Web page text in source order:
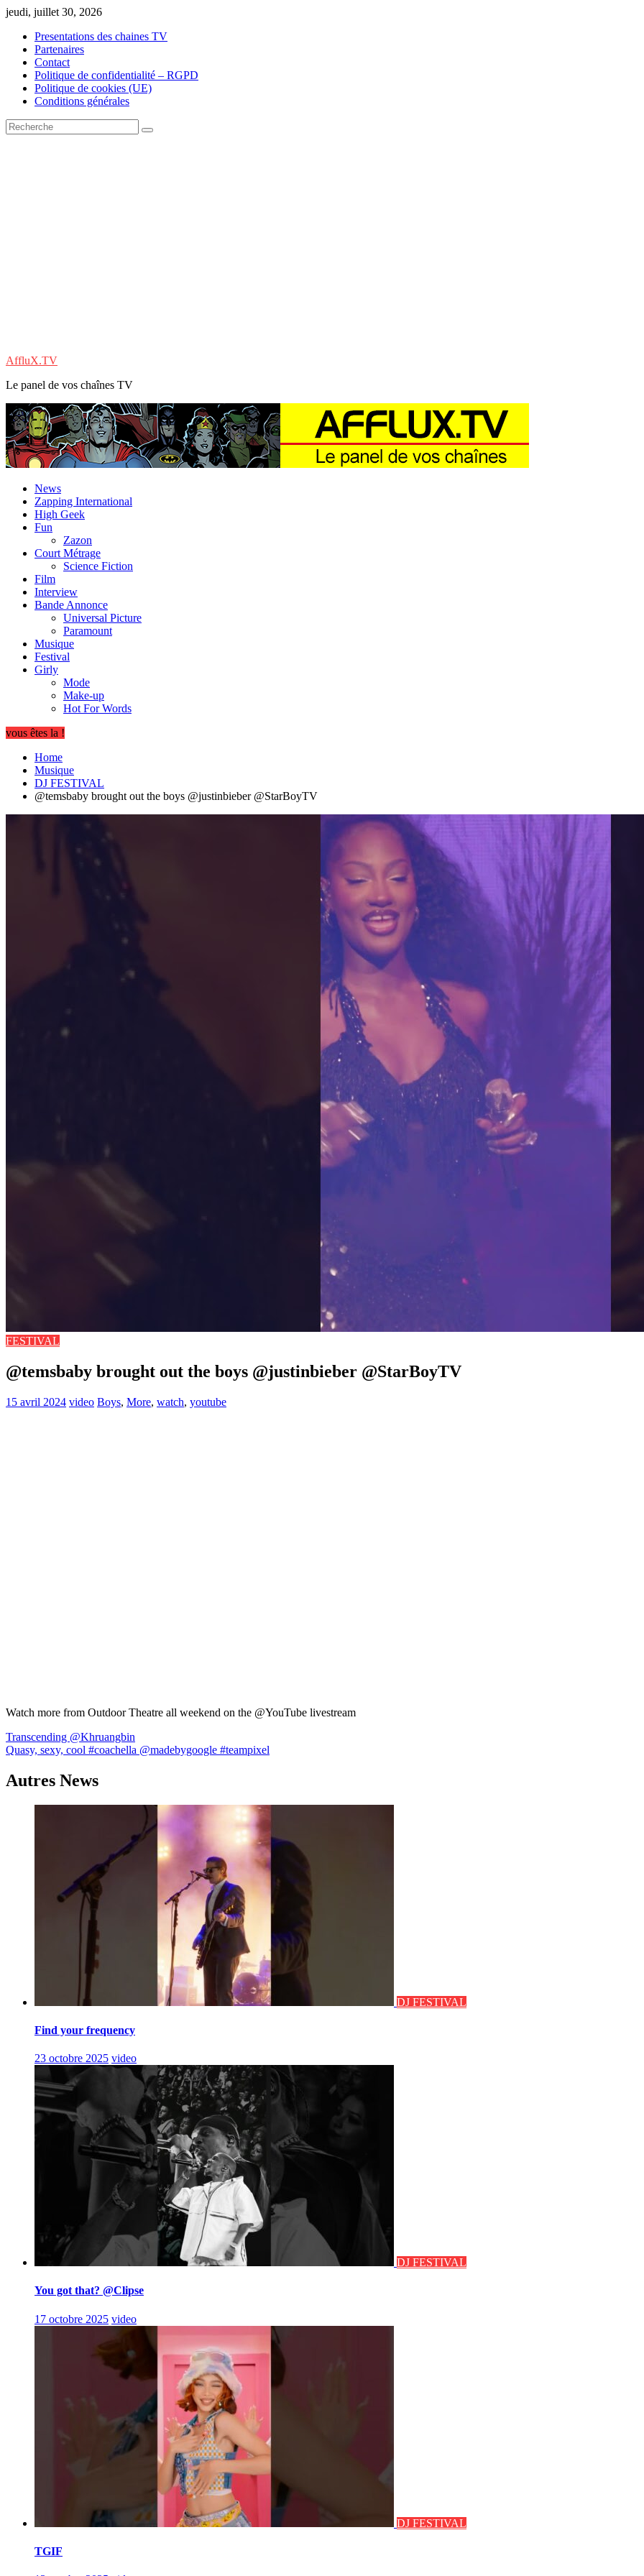
Skip
content
jeudi, juillet 30, 2026
Presentations des chaines TV
Partenaires
Contact
Politique de confidentialité – RGPD
Politique de cookies (UE)
Conditions générales
AffluX.TV
Le panel de vos chaînes TV
News
Zapping International
High Geek
Fun
Zazon
Court Métrage
Science Fiction
Film
Interview
Bande Annonce
Universal Picture
Paramount
Musique
Festival
Girly
Mode
Make-up
Hot For Words
vous êtes la !
Home
Musique
DJ FESTIVAL
@temsbaby brought out the boys @justinbieber @StarBoyTV
FESTIVAL
@temsbaby brought out the boys @justinbieber @StarBoyTV
15 avril 2024 video Boys, More, watch, youtube
Watch more from Outdoor Theatre all weekend on the @YouTube livestream
Navigation
de
l’article
Transcending @Khruangbin
Quasy, sexy, cool #coachella @madebygoogle #teampixel
Autres News
DJ FESTIVAL
Find your frequency
23 octobre 2025 video
DJ FESTIVAL
You got that? @Clipse
17 octobre 2025 video
DJ FESTIVAL
TGIF